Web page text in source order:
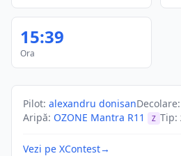
15:39
Ora
Pilot: alexandru donisanDecolare:
Aripă: OZONE Mantra R11 Z Tip:
Vezi pe XContest→